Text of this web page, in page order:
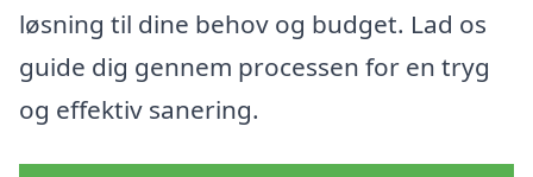
løsning til dine behov og budget. Lad os
guide dig gennem processen for en tryg
og effektiv sanering.